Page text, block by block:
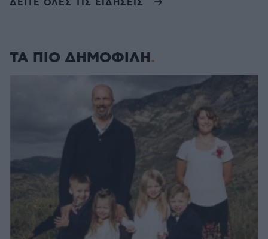
ΔΕΙΤΕ ΟΛΕΣ ΤΙΣ ΕΙΔΗΣΕΙΣ
ΤΑ ΠΙΟ ΔΗΜΟΦΙΛΗ